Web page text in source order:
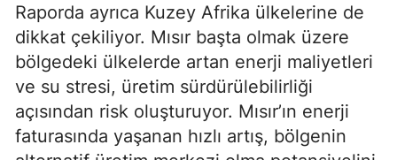
Raporda ayrıca Kuzey Afrika ülkelerine de
dikkat çekiliyor. Mısır başta olmak üzere
bölgedeki ülkelerde artan enerji maliyetleri
ve su stresi, üretim sürdürülebilirliği
açısından risk oluşturuyor. Mısır’ın enerji
faturasında yaşanan hızlı artış, bölgenin